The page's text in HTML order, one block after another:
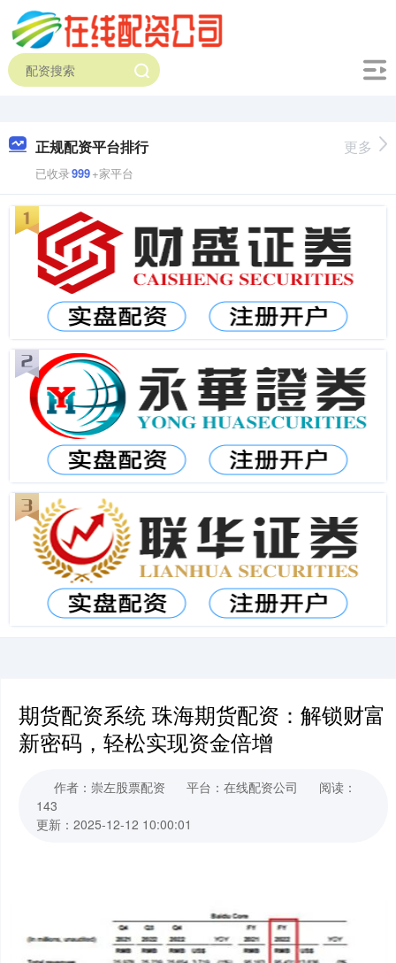
正规配资平台排行
已收录999+家平台
更多
期货配资系统 珠海期货配资：解锁财富
新密码，轻松实现资金倍增
作者：崇左股票配资 平台：在线配资公司
阅读：
143
更新：2025-12-12 10:00:01